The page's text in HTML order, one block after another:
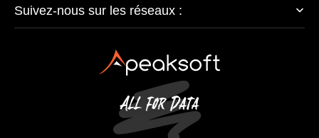
Suivez-nous sur les réseaux :